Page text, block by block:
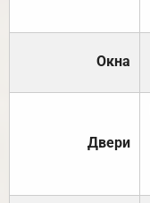
Окна
Двери